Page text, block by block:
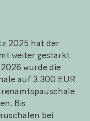
2025 hat der
weiter gestärkt:
wurde die
auf 3.300 EUR
Bis
bei